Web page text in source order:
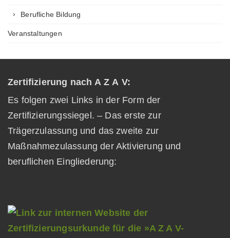
Berufliche Bildung
Veranstaltungen
Zertifizierung nach A Z A V:
Es folgen zwei Links in der Form der
Zertifizierungssiegel. – Das erste zur
Trägerzulassung und das zweite zur
Maßnahmezulassung der Aktivierung und
beruflichen Eingliederung: